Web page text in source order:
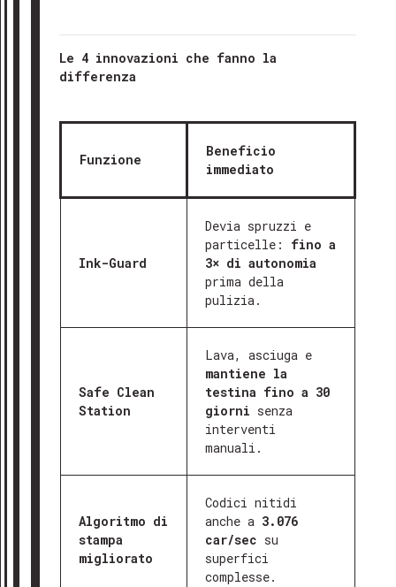
Le 4 innovazioni che fanno la
differenza
Funzione
Beneficio
immediato
Ink-Guard
Devia spruzzi e
particelle: fino a
3× di autonomia
prima della
pulizia.
Safe Clean
Station
Lava, asciuga e
mantiene la
testina fino a 30
giorni senza
interventi
manuali.
Algoritmo di
stampa
migliorato
Codici nitidi
anche a 3.076
car/sec su
superfici
complesse.